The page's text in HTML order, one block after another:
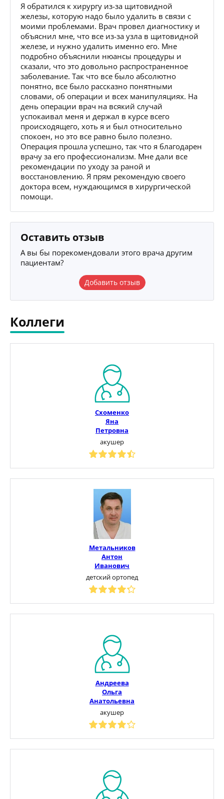
Я обратился к хирургу из-за щитовидной
железы, которую надо было удалить в связи с
моими проблемами. Врач провел диагностику и
объяснил мне, что все из-за узла в щитовидной
железе, и нужно удалить именно его. Мне
подробно объяснили нюансы процедуры и
сказали, что это довольно распространенное
заболевание. Так что все было абсолютно
понятно, все было рассказно понятными
словами, об операции и всех манипуляциях. На
день операции врач на всякий случай
успокаивал меня и держал в курсе всего
происходящего, хоть я и был относительно
спокоен, но это все равно было полезно.
Операция прошла успешно, так что я благодарен
врачу за его профессионализм. Мне дали все
рекомендации по уходу за раной и
восстановлению. Я прям рекомендую своего
доктора всем, нуждающимся в хирургической
помощи.
Оставить отзыв
А вы бы порекомендовали этого врача другим
пациентам?
Добавить отзыв
Коллеги
Схоменко
Яна
Петровна
акушер
Метальников
Антон
Иванович
детский ортопед
Андреева
Ольга
Анатольевна
акушер